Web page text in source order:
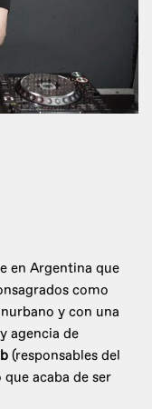
en Argentina que
como
y con una
agencia de
(responsables del
acaba de ser